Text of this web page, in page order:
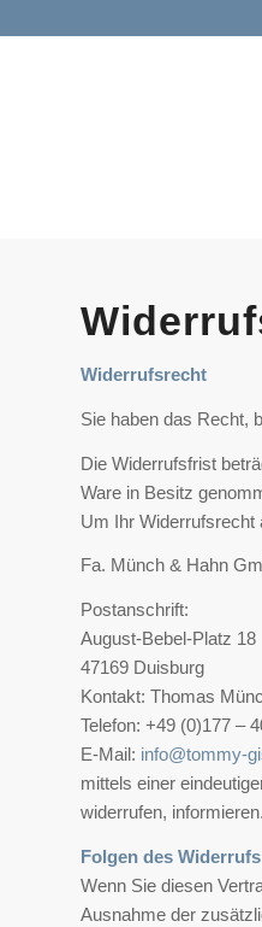
Widerrufsrecht
Sie haben das Recht,
Die Widerrufsfrist
Ware in Besitz
Um Ihr Widerrufsrecht
Fa. Münch & Hahn
Postanschrift:
August-Bebel-Platz 18
47169 Duisburg
Kontakt: Thomas
Telefon: +49 (0)177 –
E-Mail: info@tommy-
mittels einer
widerrufen, informieren.
Folgen des Widerrufs
Wenn Sie diesen
Ausnahme der